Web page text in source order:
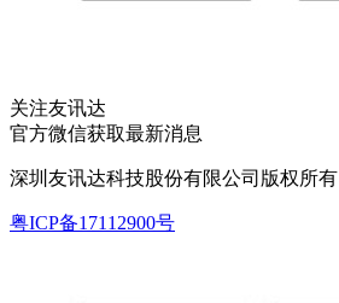
关注友讯达
官方微信获取最新消息
深圳友讯达科技股份有限公司版权所有
粤ICP备17112900号